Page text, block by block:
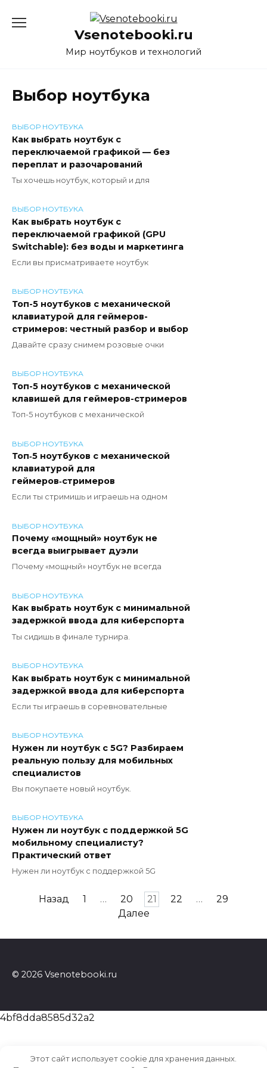
Vsenotebooki.ru
Мир ноутбуков и технологий
Выбор ноутбука
ВЫБОР НОУТБУКА
Как выбрать ноутбук с
переключаемой графикой — без
переплат и разочарований
Ты хочешь ноутбук, который и для
ВЫБОР НОУТБУКА
Как выбрать ноутбук с
переключаемой графикой (GPU
Switchable): без воды и маркетинга
Если вы присматриваете ноутбук
ВЫБОР НОУТБУКА
Топ-5 ноутбуков с механической
клавиатурой для геймеров-
стримеров: честный разбор и выбор
Давайте сразу снимем розовые очки
ВЫБОР НОУТБУКА
Топ-5 ноутбуков с механической
клавишей для геймеров-стримеров
Топ-5 ноутбуков с механической
ВЫБОР НОУТБУКА
Топ‑5 ноутбуков с механической
клавиатурой для
геймеров‑стримеров
Если ты стримишь и играешь на одном
ВЫБОР НОУТБУКА
Почему «мощный» ноутбук не
всегда выигрывает дуэли
Почему «мощный» ноутбук не всегда
ВЫБОР НОУТБУКА
Как выбрать ноутбук с минимальной
задержкой ввода для киберспорта
Ты сидишь в финале турнира.
ВЫБОР НОУТБУКА
Как выбрать ноутбук с минимальной
задержкой ввода для киберспорта
Если ты играешь в соревновательные
ВЫБОР НОУТБУКА
Нужен ли ноутбук с 5G? Разбираем
реальную пользу для мобильных
специалистов
Вы покупаете новый ноутбук.
ВЫБОР НОУТБУКА
Нужен ли ноутбук с поддержкой 5G
мобильному специалисту?
Практический ответ
Нужен ли ноутбук с поддержкой 5G
Пагинация
Назад 1 … 20 21 22 …
29
Далее
© 2026 Vsenotebooki.ru
4bf8dda8585d32a2
Этот сайт использует cookie для хранения данных.